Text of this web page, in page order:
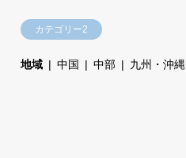
カテゴリー2
地域 中国 中部 九州・沖縄